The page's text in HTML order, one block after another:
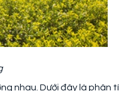
nhau. Dưới đây là phân